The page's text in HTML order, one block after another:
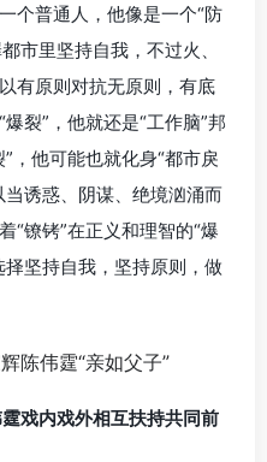
个普通人，他像是一个“防
市里坚持自我，不过火、
有原则对抗无原则，有底
裂”，他就还是“工作脑”邦
，他可能也就化身“都市戾
诱惑、阴谋、绝境汹涌而
“镣铐”在正义和理智的“爆
坚持自我，坚持原则，做
戏内戏外相互扶持共同前